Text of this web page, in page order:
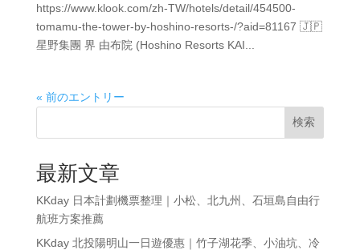
https://www.klook.com/zh-TW/hotels/detail/454500-
tomamu-the-tower-by-hoshino-resorts-/?aid=81167 🇯🇵
星野集團 界 由布院 (Hoshino Resorts KAI...
« 前のエントリー
検索
最新文章
KKday 日本計劃機票整理｜小松、北九州、石垣島自由行
航班方案推薦
KKday 北投陽明山一日遊優惠｜竹子湖花季、小油坑、冷